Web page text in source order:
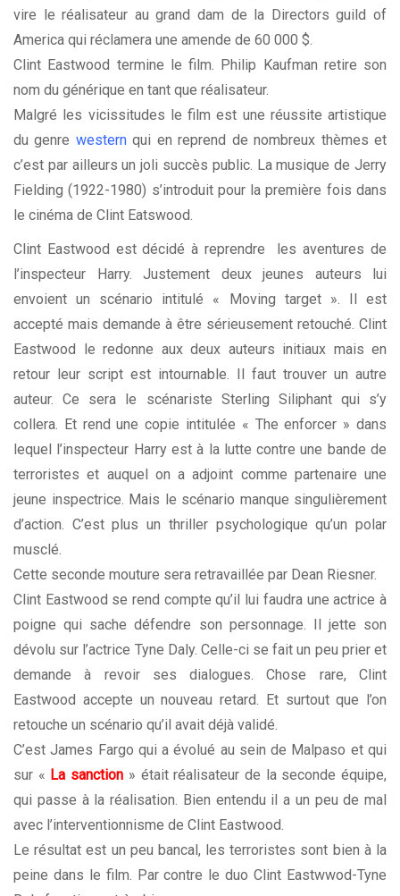
vire le réalisateur au grand dam de la Directors guild of
America qui réclamera une amende de 60 000 $.
Clint Eastwood termine le film. Philip Kaufman retire son
nom du générique en tant que réalisateur.
Malgré les vicissitudes le film est une réussite artistique
du genre westernqui en reprend de nombreux thèmes et
c’est par ailleurs un joli succès public. La musique de Jerry
Fielding (1922-1980) s’introduit pour la première fois dans
le cinéma de Clint Eatswood.
Clint Eastwood est décidé à reprendre les aventures de
l’inspecteur Harry. Justement deux jeunes auteurs lui
envoient un scénario intitulé « Moving target ». Il est
accepté mais demande à être sérieusement retouché. Clint
Eastwood le redonne aux deux auteurs initiaux mais en
retour leur script est intournable. Il faut trouver un autre
auteur. Ce sera le scénariste Sterling Siliphant qui s’y
collera. Et rend une copie intitulée « The enforcer » dans
lequel l’inspecteur Harry est à la lutte contre une bande de
terroristes et auquel on a adjoint comme partenaire une
jeune inspectrice. Mais le scénario manque singulièrement
d’action. C’est plus un thriller psychologique qu’un polar
musclé.
Cette seconde mouture sera retravaillée par Dean Riesner.
Clint Eastwood se rend compte qu’il lui faudra une actrice à
poigne qui sache défendre son personnage. Il jette son
dévolu sur l’actrice Tyne Daly. Celle-ci se fait un peu prier et
demande à revoir ses dialogues. Chose rare, Clint
Eastwood accepte un nouveau retard. Et surtout que l’on
retouche un scénario qu’il avait déjà validé.
C’est James Fargo qui a évolué au sein de Malpaso et qui
sur « La sanction » était réalisateur de la seconde équipe,
qui passe à la réalisation. Bien entendu il a un peu de mal
avec l’interventionnisme de Clint Eastwood.
Le résultat est un peu bancal, les terroristes sont bien à la
peine dans le film. Par contre le duo Clint Eastwwod-Tyne